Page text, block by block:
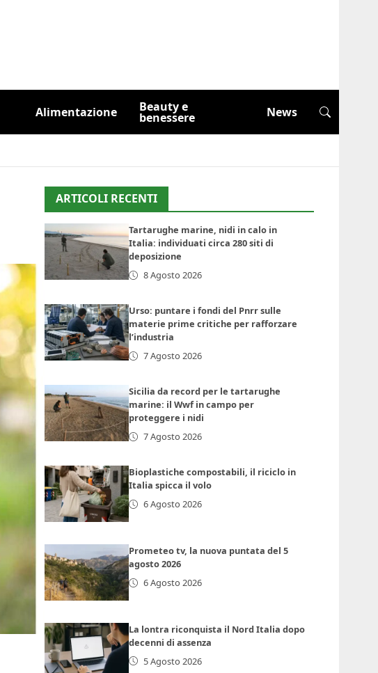
Alimentazione Beauty e
benessere News
ARTICOLI RECENTI
Tartarughe marine, nidi in calo in
Italia: individuati circa 280 siti di
deposizione
8 Agosto 2026
Urso: puntare i fondi del Pnrr sulle
materie prime critiche per rafforzare
l’industria
7 Agosto 2026
Sicilia da record per le tartarughe
marine: il Wwf in campo per
proteggere i nidi
7 Agosto 2026
Bioplastiche compostabili, il riciclo in
Italia spicca il volo
6 Agosto 2026
Prometeo tv, la nuova puntata del 5
agosto 2026
6 Agosto 2026
La lontra riconquista il Nord Italia dopo
decenni di assenza
5 Agosto 2026